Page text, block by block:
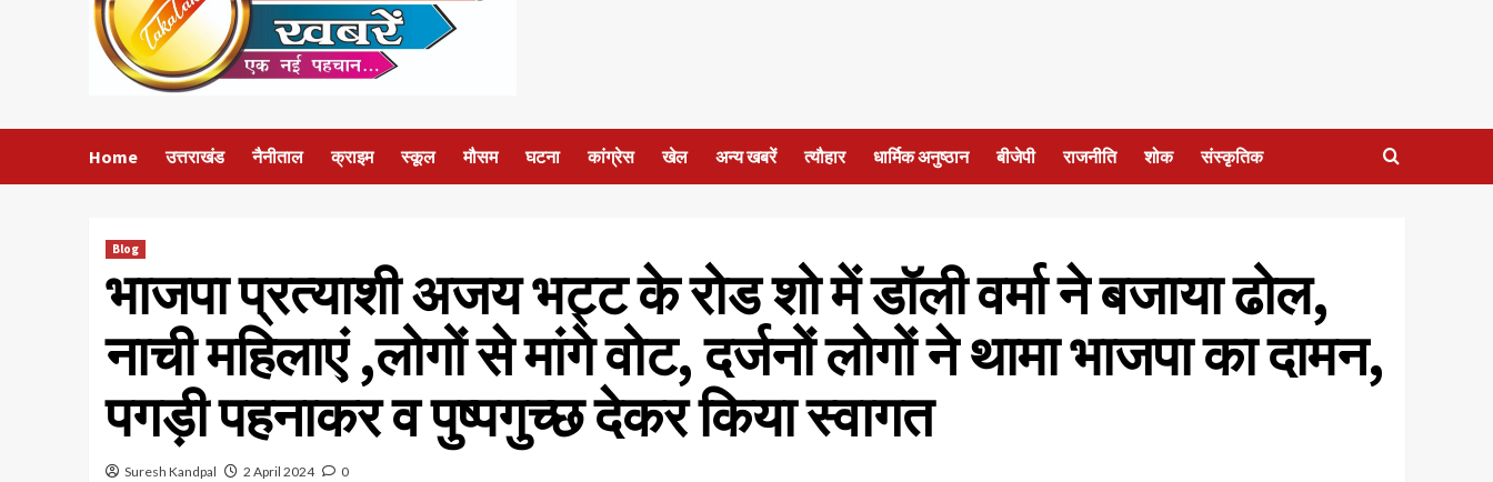
Home उत्तराखंड नैनीताल क्राइम स्कूल मौसम घटना कांग्रेस खेल अन्य खबरें त्यौहार धार्मिक अनुष्ठान बीजेपी राजनीति शोक संस्कृतिक
Blog
भाजपा प्रत्याशी अजय भट्ट के रोड शो में डॉली वर्मा ने बजाया ढोल,
नाची महिलाएं ,लोगों से मांगे वोट, दर्जनों लोगों ने थामा भाजपा का दामन,
पगड़ी पहनाकर व पुष्पगुच्छ देकर किया स्वागत
Suresh Kandpal 2 April 2024 0